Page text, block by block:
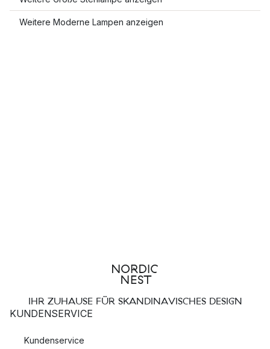
Weitere Moderne Lampen anzeigen
IHR ZUHAUSE FÜR SKANDINAVISCHES DESIGN
KUNDENSERVICE
Kundenservice